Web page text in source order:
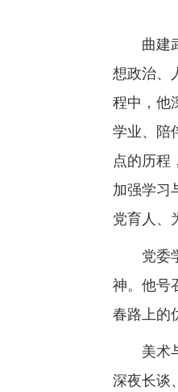
曲建
想政治、
程中，他
学业、陪
点的历程
加强学习
党育人、
党委
神。他号
春路上的
美术
深夜长谈